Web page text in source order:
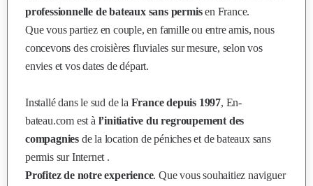
professionnelle de bateaux sans permisen France.
Que vous partiez en couple, en famille ou entre amis, nous
concevons des croisières fluviales sur mesure, selon vos
envies et vos dates de départ.
Installé dans le sud de la France depuis 1997, En-
bateau.com est à l’initiative du regroupement des
compagnies de la location de péniches et de bateaux sans
permis sur Internet .
Profitez de notre experience. Que vous souhaitiez naviguer